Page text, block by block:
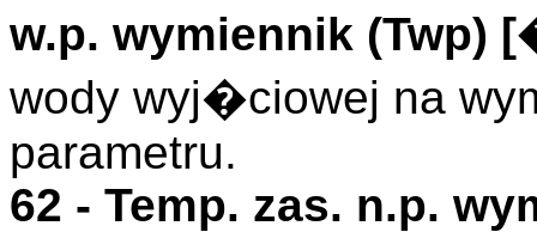
w.p. wymiennik (Twp)
wody wyj�ciowej na
parametru.
62 - Temp. zas. n.p.